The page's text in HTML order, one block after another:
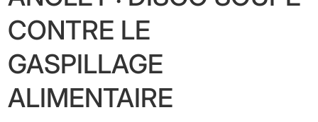
CONTRE LE
GASPILLAGE
ALIMENTAIRE